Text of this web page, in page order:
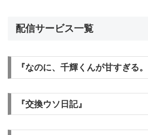
配信サービス一覧
『なのに、千輝くんが甘すぎる。
『交換ウソ日記』